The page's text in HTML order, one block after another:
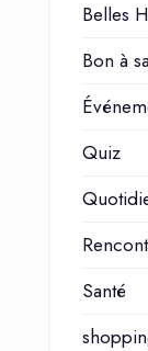
Belles
Bon à
Quiz
Santé